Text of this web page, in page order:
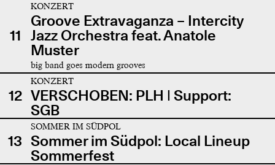
11
KONZERT
Groove Extravaganza – Intercity
Jazz Orchestra feat. Anatole
Muster
big band goes modern grooves
12
KONZERT
VERSCHOBEN: PLH | Support:
SGB
13
SOMMER IM SÜDPOL
Sommer im Südpol: Local Lineup
Sommerfest